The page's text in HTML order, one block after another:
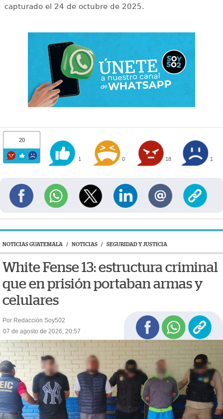
capturado el 24 de octubre de 2025.
20
1 0 18 1
NOTICIAS GUATEMALA / NOTICIAS / SEGURIDAD Y JUSTICIA
White Fense 13: estructura criminal
que en prisión portaban armas y
celulares
Por Redacción Soy502
07 de agosto de 2026, 20:57